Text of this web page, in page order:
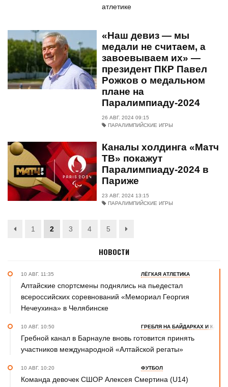
атлетике
«Наш девиз — мы
медали не считаем, а
завоевываем их» —
президент ПКР Павел
Рожков о медальном
плане на
Паралимпиаду‑2024
26 АВГ. 2024 09:15
ПАРАЛИМПИЙСКИЕ ИГРЫ
Каналы холдинга «Матч
ТВ» покажут
Паралимпиаду-2024 в
Париже
23 АВГ. 2024 13:15
ПАРАЛИМПИЙСКИЕ ИГРЫ
1 2 3 4 5
НОВОСТИ
10 АВГ. 11:35 ЛЁГКАЯ АТЛЕТИКА
Алтайские спортсмены поднялись на пьедестал
всероссийских соревнований «Мемориал Георгия
Нечеухина» в Челябинске
10 АВГ. 10:50 ГРЕБЛЯ НА БАЙДАРКАХ И КАНОЭ
Гребной канал в Барнауле вновь готовится принять
участников международной «Алтайской регаты»
10 АВГ. 10:20 ФУТБОЛ
Команда девочек СШОР Алексея Смертина (U14)